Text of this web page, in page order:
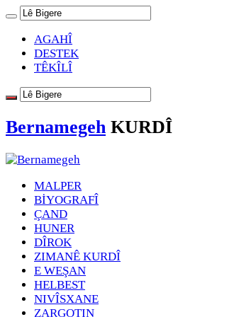
AGAHÎ
DESTEK
TÊKÎLÎ
Bernamegeh KURDÎ
MALPER
BİYOGRAFÎ
ÇAND
HUNER
DÎROK
ZIMANÊ KURDÎ
E WEŞAN
HELBEST
NIVÎSXANE
ZARGOTIN